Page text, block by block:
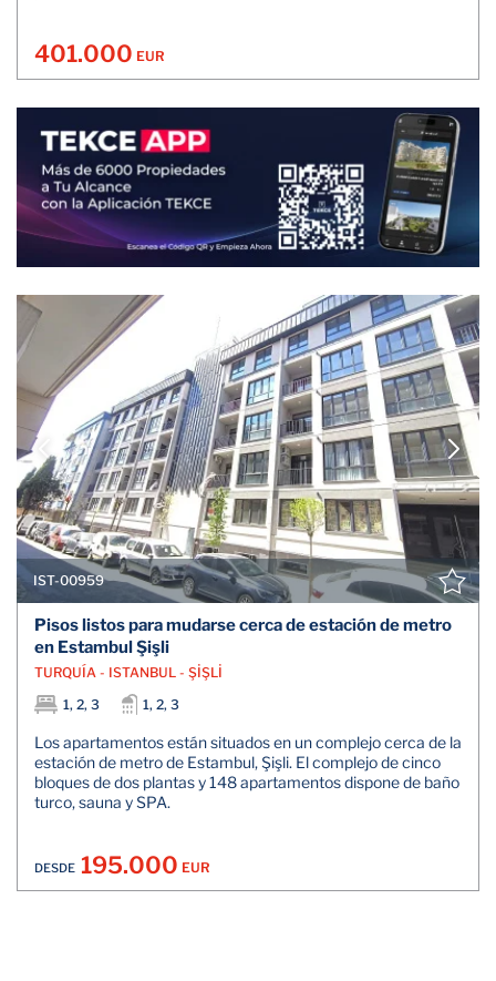
401.000 EUR
IST-00959
Pisos listos para mudarse cerca de estación de metro
en Estambul Şişli
TURQUÍA - ISTANBUL - ŞİŞLİ
1, 2, 3
1, 2, 3
Los apartamentos están situados en un complejo cerca de la
estación de metro de Estambul, Şişli. El complejo de cinco
bloques de dos plantas y 148 apartamentos dispone de baño
turco, sauna y SPA.
DESDE 195.000 EUR